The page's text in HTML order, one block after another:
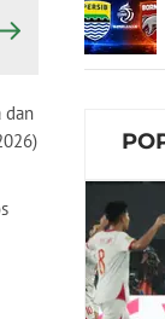
dan